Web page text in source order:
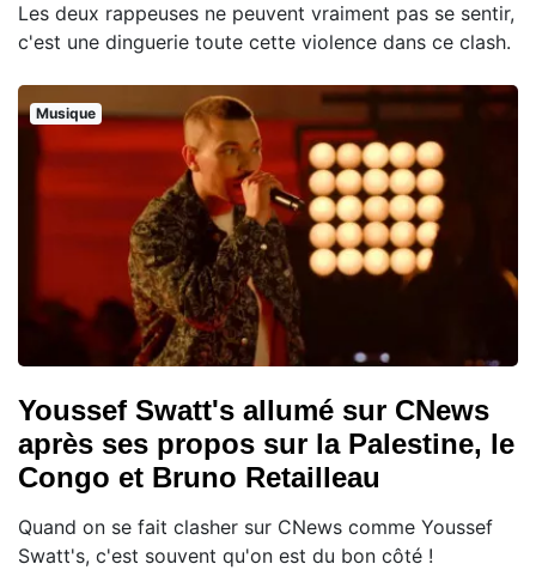
Les deux rappeuses ne peuvent vraiment pas se sentir,
c'est une dinguerie toute cette violence dans ce clash.
Musique
Youssef Swatt's allumé sur CNews
après ses propos sur la Palestine, le
Congo et Bruno Retailleau
Quand on se fait clasher sur CNews comme Youssef
Swatt's, c'est souvent qu'on est du bon côté !